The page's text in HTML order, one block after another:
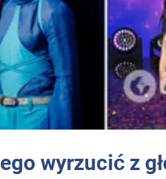
wyrzucić z